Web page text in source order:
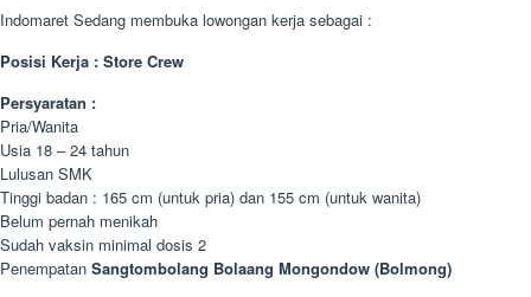
Indomaret Sedang membuka lowongan kerja sebagai :
Posisi Kerja : Store Crew
Persyaratan :
Pria/Wanita
Usia 18 – 24 tahun
Lulusan SMK
Tinggi badan : 165 cm (untuk pria) dan 155 cm (untuk wanita)
Belum pernah menikah
Sudah vaksin minimal dosis 2
Penempatan Sangtombolang Bolaang Mongondow (Bolmong)